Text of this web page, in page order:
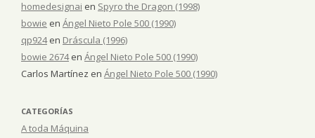
homedesignai en Spyro the Dragon (1998)
bowie en Ángel Nieto Pole 500 (1990)
qp924en Dráscula (1996)
bowie 2674en Ángel Nieto Pole 500 (1990)
Carlos Martínez en Ángel Nieto Pole 500 (1990)
CATEGORÍAS
A toda Máquina